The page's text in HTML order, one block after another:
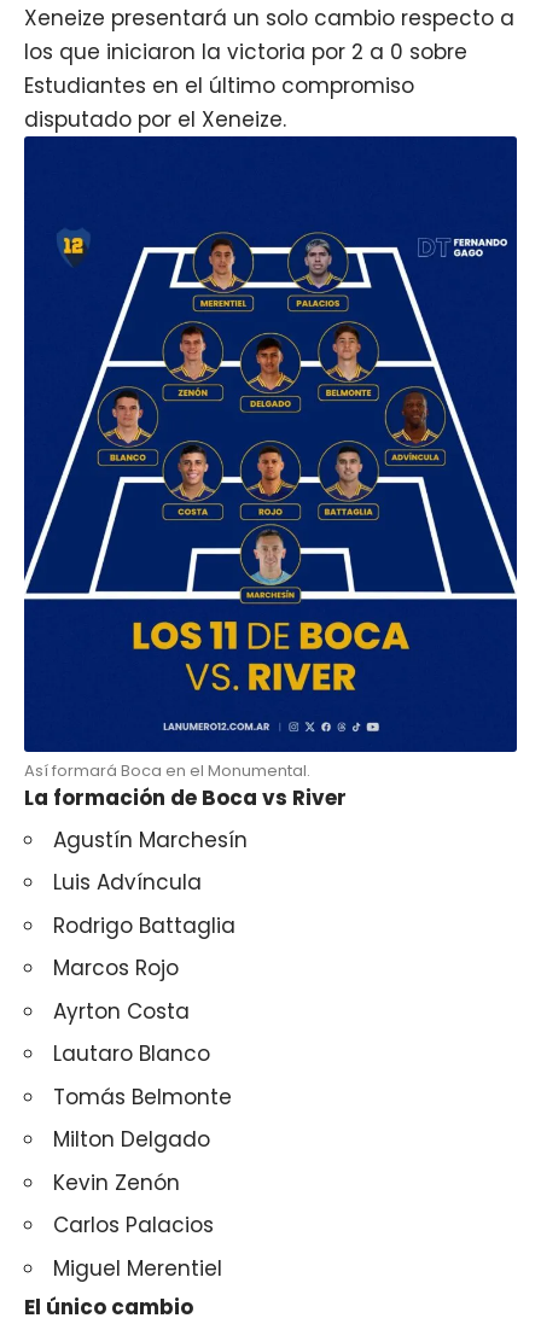
Xeneize presentará un solo cambio respecto a
los que iniciaron la victoria por 2 a 0 sobre
Estudiantes en el último compromiso
disputado por el Xeneize.
Así formará Boca en el Monumental.
La formación de Boca vs River
Agustín Marchesín
Luis Advíncula
Rodrigo Battaglia
Marcos Rojo
Ayrton Costa
Lautaro Blanco
Tomás Belmonte
Milton Delgado
Kevin Zenón
Carlos Palacios
Miguel Merentiel
El único cambio